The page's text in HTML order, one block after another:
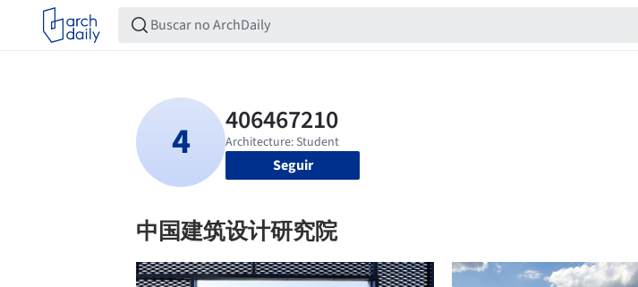
Seguir
中国建筑设计研究院